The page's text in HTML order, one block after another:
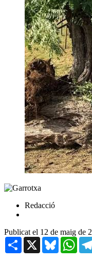
Redacció
Publicat el 12 de maig de
Share X Bluesky